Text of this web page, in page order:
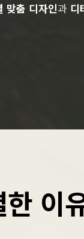
맞춤 디자인과 디
한 이